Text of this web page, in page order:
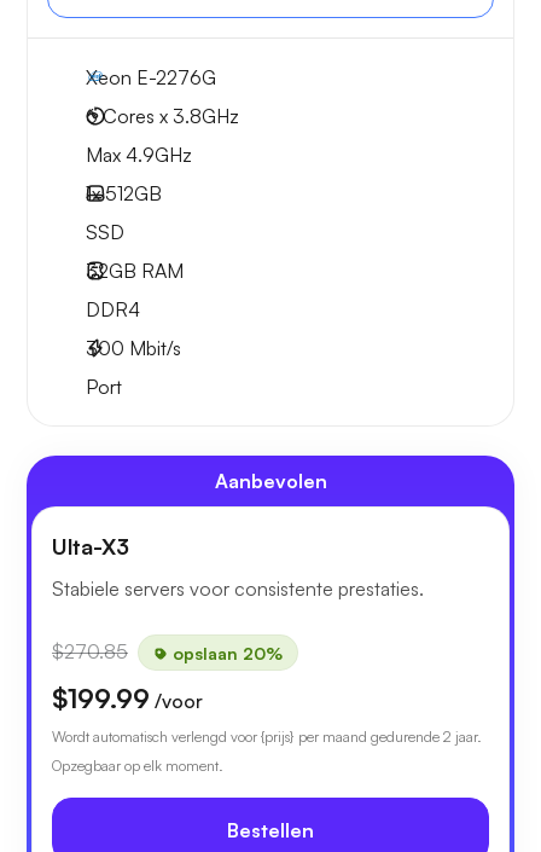
Xeon E-2276G
6 Cores x 3.8GHz
Max 4.9GHz
1x512GB
SSD
32GB RAM
DDR4
300 Mbit/s
Port
Aanbevolen
Ulta-X3
Stabiele servers voor consistente prestaties.
$270.85 opslaan 20%
$199.99 /voor
Wordt automatisch verlengd voor {prijs} per maand gedurende 2 jaar.
Opzegbaar op elk moment.
Bestellen